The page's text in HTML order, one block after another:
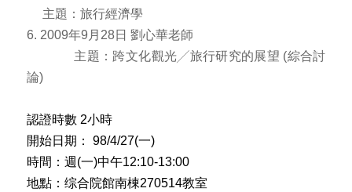
主題：旅行經濟學
6. 2009年9月28日 劉心華老師
主題：跨文化觀光╱旅行研究的展望 (綜合討
論)
認證時數 2小時
開始日期： 98/4/27(一)
時間：週(一)中午12:10-13:00
地點：综合院館南棟270514教室